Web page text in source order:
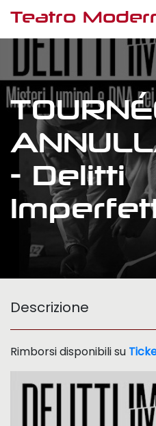
Salta
contenuto
Teatro
- Delitti
Descrizione
Rimborsi disponibili su